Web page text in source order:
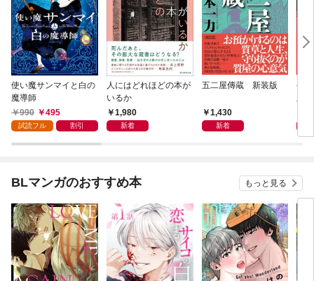
使い魔サンマイと白の
魔導師
990
495
試読フル 割引
人にはどれほどの本が
いるか
1,980
新着
五二屋傳蔵 新装版
1,430
新着
平
版
BLマンガのおすすめ本 もっと見る